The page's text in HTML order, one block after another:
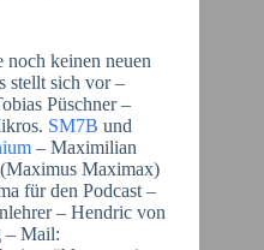
keinen neuen
stellt sich vor –
Püschner –
SM7B und
– Maximilian
Maximax)
für den Podcast –
– Hendric von
– Mail: